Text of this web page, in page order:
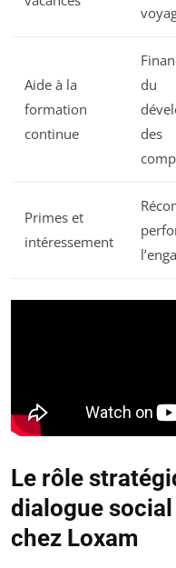
Aide à la
formation
continue
du
des
Primes et
intéressement
Le rôle
dialogue
chez Loxam